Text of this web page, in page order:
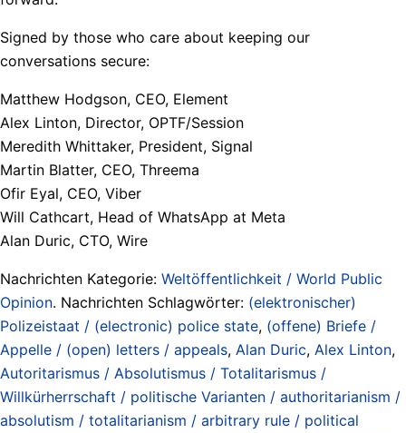
Signed by those who care about keeping our
conversations secure:
Matthew Hodgson, CEO, Element
Alex Linton, Director, OPTF/Session
Meredith Whittaker, President, Signal
Martin Blatter, CEO, Threema
Ofir Eyal, CEO, Viber
Will Cathcart, Head of WhatsApp at Meta
Alan Duric, CTO, Wire
Nachrichten Kategorie: Weltöffentlichkeit / World Public
Opinion. Nachrichten Schlagwörter: (elektronischer)
Polizeistaat / (electronic) police state, (offene) Briefe /
Appelle / (open) letters / appeals, Alan Duric, Alex Linton,
Autoritarismus / Absolutismus / Totalitarismus /
Willkürherrschaft / politische Varianten / authoritarianism /
absolutism / totalitarianism / arbitrary rule / political